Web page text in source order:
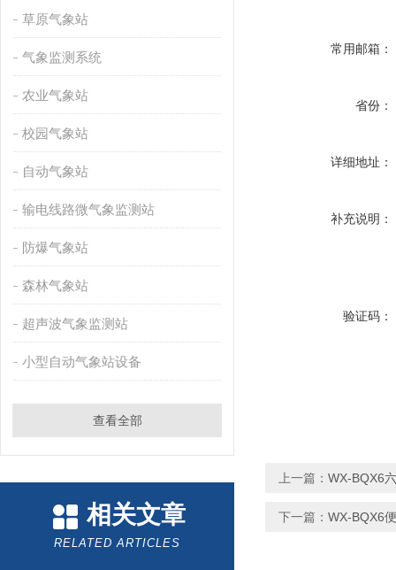
草原气象站
气象监测系统
农业气象站
校园气象站
自动气象站
输电线路微气象监测站
防爆气象站
森林气象站
超声波气象监测站
小型自动气象站设备
查看全部
相关文章
RELATED ARTICLES
常用邮箱：
省份：
详细地址：
补充说明：
验证码：
上一篇： WX-BQX6
下一篇： WX-BQX6